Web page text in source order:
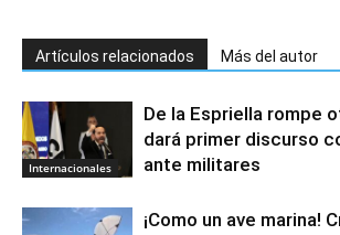
Artículos relacionados Más del autor
Internacionales
De la Espriella rompe
dará primer discurso
ante militares
¡Como un ave marina!